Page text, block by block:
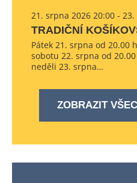
21. srpna 2026 20:00 -
TRADIČNÍ
Pátek 21. srpna od 20.00
sobotu 22. srpna od
neděli 23. srpna…
ZOBRAZIT